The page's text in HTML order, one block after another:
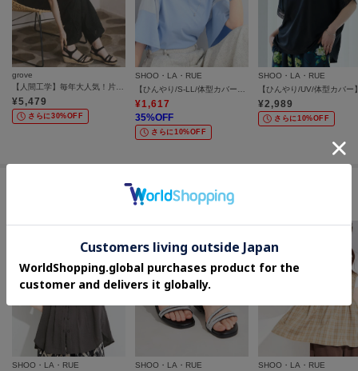
grove
¥5,479
さらに30%OFF
SHOO・LA・RUE
¥1,617
35%OFF
さらに10%OFF
SHOO・LA・RUE
¥2,989
さらに10%OFF
セールアイテムからのおすすめ
SHOO・LA・RUE
SHOO・LA・RUE
SHOO・LA・RUE